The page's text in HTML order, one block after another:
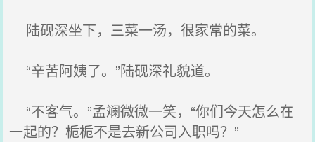
陆砚深坐下，三菜一汤，很家常的菜。
“辛苦阿姨了。”陆砚深礼貌道。
“不客气。”孟斓微微一笑，“你们今天怎么在
一起的？栀栀不是去新公司入职吗？”